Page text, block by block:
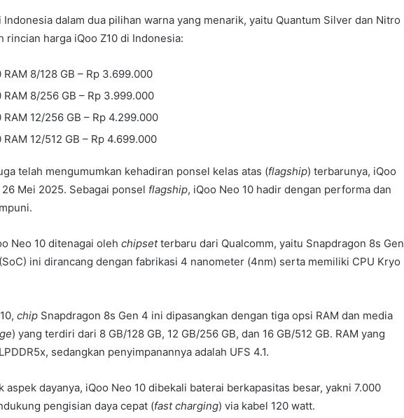
Indonesia dalam dua pilihan warna yang menarik, yaitu Quantum Silver dan Nitro
rincian harga iQoo Z10 di Indonesia:
RAM 8/128 GB – Rp 3.699.000
RAM 8/256 GB – Rp 3.999.000
RAM 12/256 GB – Rp 4.299.000
RAM 12/512 GB – Rp 4.699.000
telah mengumumkan kehadiran ponsel kelas atas (flagship) terbarunya, iQoo
Mei 2025. Sebagai ponsel flagship, iQoo Neo 10 hadir dengan performa dan
Neo 10 ditenagai oleh chipsetterbaru dari Qualcomm, yaitu Snapdragon 8s Gen
(SoC) ini dirancang dengan fabrikasi 4 nanometer (4nm) serta memiliki CPU Kryo
chip Snapdragon 8s Gen 4 ini dipasangkan dengan tiga opsi RAM dan media
) yang terdiri dari 8 GB/128 GB, 12 GB/256 GB, dan 16 GB/512 GB. RAM yang
sedangkan penyimpanannya adalah UFS 4.1.
aspek dayanya, iQoo Neo 10 dibekali baterai berkapasitas besar, yakni 7.000
pengisian daya cepat (fast charging) via kabel 120 watt.